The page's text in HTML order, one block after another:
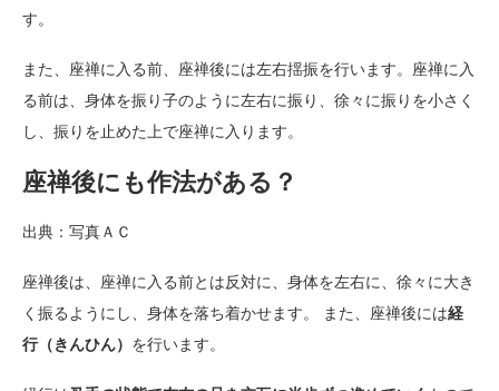
す。
また、座禅に入る前、座禅後には左右揺振を行います。座禅に入
る前は、身体を振り子のように左右に振り、徐々に振りを小さく
し、振りを止めた上で座禅に入ります。
座禅後にも作法がある？
出典：写真ＡＣ
座禅後は、座禅に入る前とは反対に、身体を左右に、徐々に大き
く振るようにし、身体を落ち着かせます。 また、座禅後には経
行（きんひん） を行います。